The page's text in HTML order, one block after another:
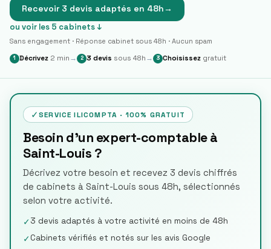
Recevoir 3 devis adaptés en 48h→
ou voir les 5 cabinets ↓
Sans engagement · Réponse cabinet sous 48h · Aucun spam
1 Décrivez 2 min → 2 3 devis sous 48h → 3 Choisissez gratuit
✓ SERVICE ILICOMPTA · 100% GRATUIT
Besoin d'un expert-comptable à
Saint-Louis ?
Décrivez votre besoin et recevez 3 devis chiffrés
de cabinets à Saint-Louis sous 48h, sélectionnés
selon votre activité.
✓3 devis adaptés à votre activité en moins de 48h
✓Cabinets vérifiés et notés sur les avis Google